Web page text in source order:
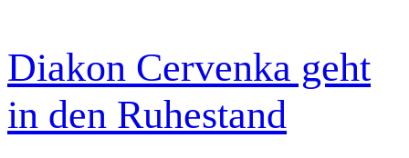
Diakon Cervenka geht
in den Ruhestand